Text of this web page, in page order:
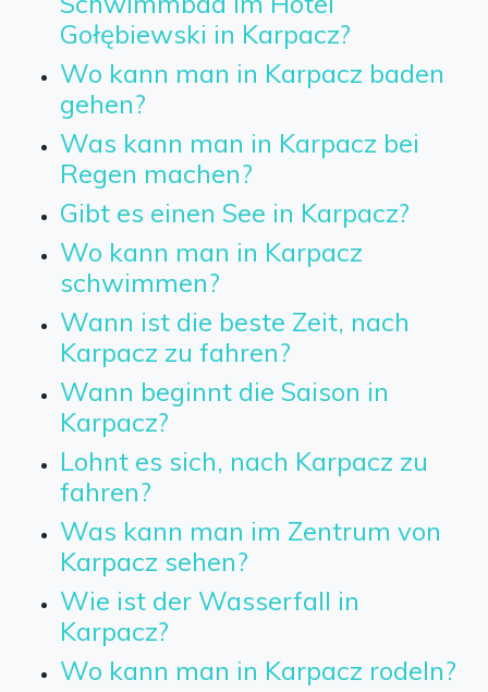
Gołębiewski in Karpacz?
Wo kann man in Karpacz baden
gehen?
Was kann man in Karpacz bei
Regen machen?
Gibt es einen See in Karpacz?
Wo kann man in Karpacz
schwimmen?
Wann ist die beste Zeit, nach
Karpacz zu fahren?
Wann beginnt die Saison in
Karpacz?
Lohnt es sich, nach Karpacz zu
fahren?
Was kann man im Zentrum von
Karpacz sehen?
Wie ist der Wasserfall in
Karpacz?
Wo kann man in Karpacz rodeln?